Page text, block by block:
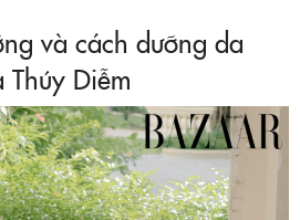
và cách dưỡng da
Diễm